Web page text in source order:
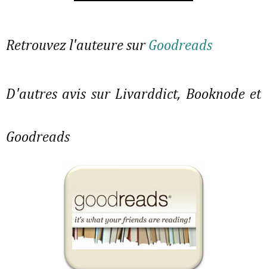
Retrouvez l'auteure sur Goodreads
D'autres avis sur Livarddict, Booknode et
Goodreads